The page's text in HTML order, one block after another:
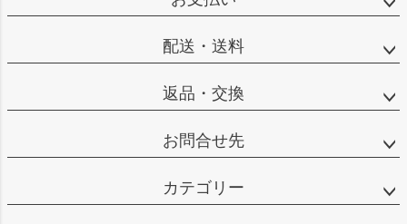
配送・送料
返品・交換
お問合せ先
カテゴリー